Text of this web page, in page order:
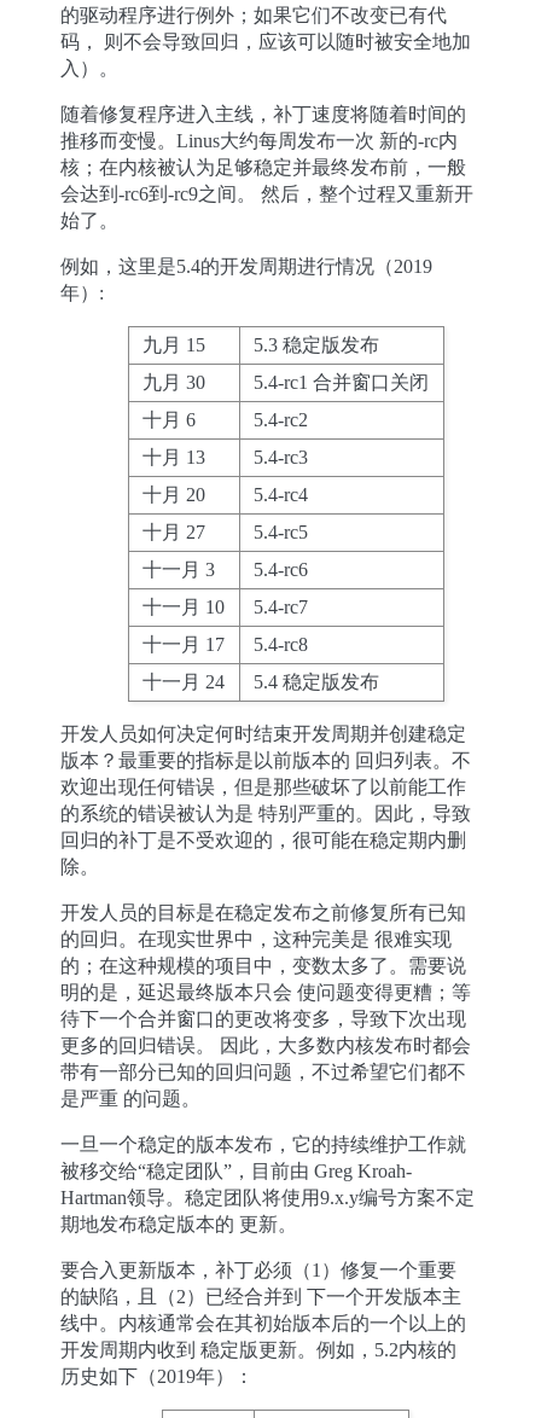
的驱动程序进行例外；如果它们不改变已有代
码， 则不会导致回归，应该可以随时被安全地加
入）。
随着修复程序进入主线，补丁速度将随着时间的
推移而变慢。Linus大约每周发布一次 新的-rc内
核；在内核被认为足够稳定并最终发布前，一般
会达到-rc6到-rc9之间。 然后，整个过程又重新开
始了。
例如，这里是5.4的开发周期进行情况（2019
年）:
九月 15
5.3 稳定版发布
九月 30
5.4-rc1 合并窗口关闭
十月 6
5.4-rc2
十月 13
5.4-rc3
十月 20
5.4-rc4
十月 27
5.4-rc5
十一月 3
5.4-rc6
十一月 10
5.4-rc7
十一月 17
5.4-rc8
十一月 24
5.4 稳定版发布
开发人员如何决定何时结束开发周期并创建稳定
版本？最重要的指标是以前版本的 回归列表。不
欢迎出现任何错误，但是那些破坏了以前能工作
的系统的错误被认为是 特别严重的。因此，导致
回归的补丁是不受欢迎的，很可能在稳定期内删
除。
开发人员的目标是在稳定发布之前修复所有已知
的回归。在现实世界中，这种完美是 很难实现
的；在这种规模的项目中，变数太多了。需要说
明的是，延迟最终版本只会 使问题变得更糟；等
待下一个合并窗口的更改将变多，导致下次出现
更多的回归错误。 因此，大多数内核发布时都会
带有一部分已知的回归问题，不过希望它们都不
是严重 的问题。
一旦一个稳定的版本发布，它的持续维护工作就
被移交给“稳定团队”，目前由 Greg Kroah-
Hartman领导。稳定团队将使用9.x.y编号方案不定
期地发布稳定版本的 更新。
要合入更新版本，补丁必须（1）修复一个重要
的缺陷，且（2）已经合并到 下一个开发版本主
线中。内核通常会在其初始版本后的一个以上的
开发周期内收到 稳定版更新。例如，5.2内核的
历史如下（2019年）：